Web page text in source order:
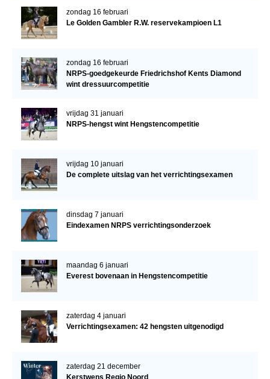
zondag 16 februari
Le Golden Gambler R.W. reservekampioen L1
zondag 16 februari
NRPS-goedgekeurde Friedrichshof Kents Diamond
wint dressuurcompetitie
vrijdag 31 januari
NRPS-hengst wint Hengstencompetitie
vrijdag 10 januari
De complete uitslag van het verrichtingsexamen
dinsdag 7 januari
Eindexamen NRPS verrichtingsonderzoek
maandag 6 januari
Everest bovenaan in Hengstencompetitie
zaterdag 4 januari
Verrichtingsexamen: 42 hengsten uitgenodigd
zaterdag 21 december
Kerstwens Regio Noord